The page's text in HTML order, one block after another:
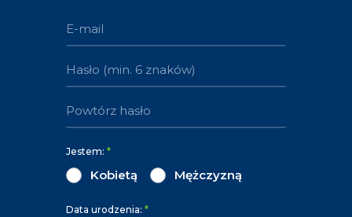
Jestem: *
Kobietą Mężczyzną
Data urodzenia: *